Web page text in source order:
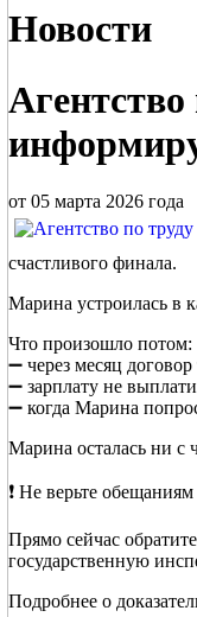
Новости
Агентство
от 05 марта 2026 года
счастливого финала.
Марина устроилась в
Что произошло потом:
➖ через месяц
➖ зарплату не
➖ когда Марина
Марина осталась ни с
❗️ Не верьте
Прямо сейчас
государственную
Подробнее о